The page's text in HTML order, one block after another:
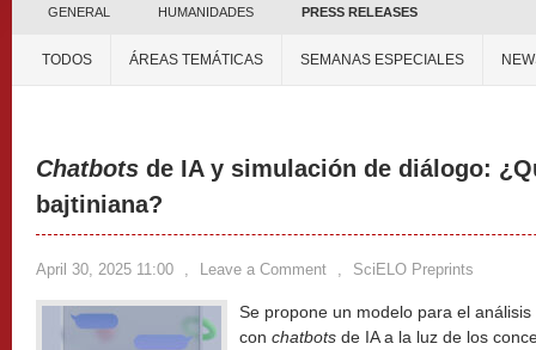
GENERAL HUMANIDADES PRESS RELEASES
TODOS ÁREAS TEMÁTICAS SEMANAS ESPECIALES
Chatbots de IA y simulación de diálogo:
bajtiniana?
April 30, 2025 11:00 , Leave a Comment , SciELO Preprints
Se propone un modelo para el
con chatbots de IA a la luz de los